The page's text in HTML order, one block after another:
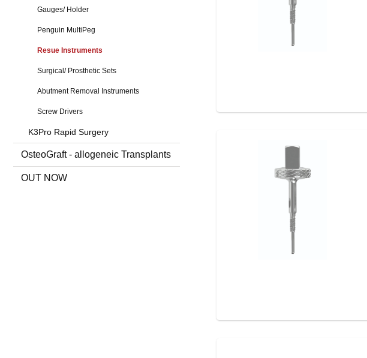
Gauges/ Holder
Penguin MultiPeg
Resue Instruments
Surgical/ Prosthetic Sets
Abutment Removal Instruments
Screw Drivers
K3Pro Rapid Surgery
OsteoGraft - allogeneic Transplants
OUT NOW